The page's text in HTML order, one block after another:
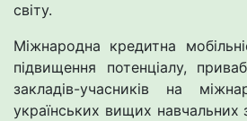
світу.
Міжнародна кредитна
підвищення потенціалу,
закладів-учасників на
українських вищих навчальних